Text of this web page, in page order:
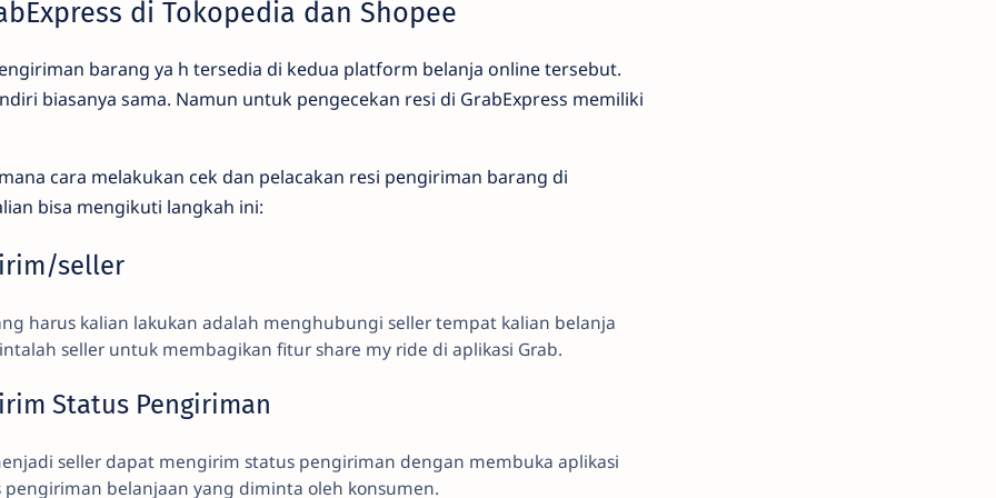
di Tokopedia dan Shopee
barang ya h tersedia di kedua platform belanja online tersebut.
biasanya sama. Namun untuk pengecekan resi di GrabExpress memiliki
cara melakukan cek dan pelacakan resi pengiriman barang di
bisa mengikuti langkah ini:
seller
harus kalian lakukan adalah menghubungi seller tempat kalian belanja
seller untuk membagikan fitur share my ride di aplikasi Grab.
Status Pengiriman
seller dapat mengirim status pengiriman dengan membuka aplikasi
pengiriman belanjaan yang diminta oleh konsumen.